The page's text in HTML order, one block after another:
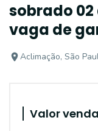
sobrado
vaga de
Aclimação, São
Valor venda